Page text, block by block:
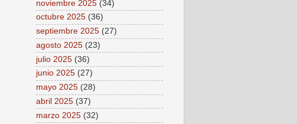
noviembre 2025 (34)
octubre 2025 (36)
septiembre 2025 (27)
agosto 2025 (23)
julio 2025 (36)
junio 2025 (27)
mayo 2025 (28)
abril 2025 (37)
marzo 2025 (32)